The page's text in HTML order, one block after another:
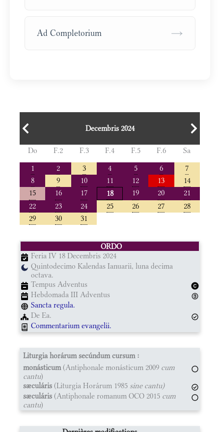
Ad Completorium →
Decembris 2024
Do F.2 F.3 F.4 F.5 F.6
Sa
1
2 3 4 5 6
7
8
9 10 11 12 13
14
15
16 17 18 19 20
21
22
23 24 25 26 27
28
29
30 31
ORDO
Feria IV 18 Decembris 2024
Quintodecimo Kalendas Ianuarii, luna decima
octava.
Tempus Adventus
Hebdomada III Adventus
Sancta regula.
De Ea.
Commentarium evangelii.
Liturgia horárum secúndum cursum :
monásticum(Antiphonale monásticum 2009 cum
cantu)
sæculáris (Liturgia Horárum 1985 sine cantu)
sæculáris (Antiphonale romanum OCO 2015 cum
cantu)